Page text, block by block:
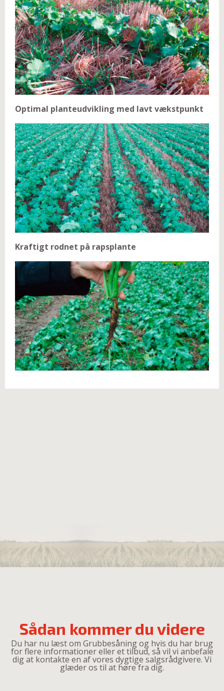
Optimal planteudvikling med lavt vækstpunkt
Kraftigt rodnet på rapsplante
Sådan kommer du videre
Du har nu læst om Grubbesåning og hvis du har brug
for flere informationer eller et tilbud, så vil vi anbefale
dig at kontakte en af vores dygtige salgsrådgivere. Vi
glæder os til at høre fra dig.